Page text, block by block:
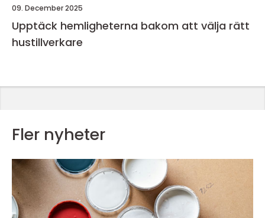
09. December 2025
Upptäck hemligheterna bakom att välja rätt
hustillverkare
Fler nyheter